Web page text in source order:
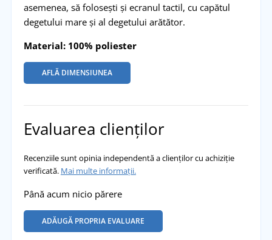
asemenea, să folosești și ecranul tactil, cu capătul
degetului mare și al degetului arătător.
Material: 100% poliester
AFLĂ DIMENSIUNEA
Evaluarea clienților
Recenziile sunt opinia independentă a clienților cu achiziție
verificată. Mai multe informații.
Până acum nicio părere
ADĂUGĂ PROPRIA EVALUARE